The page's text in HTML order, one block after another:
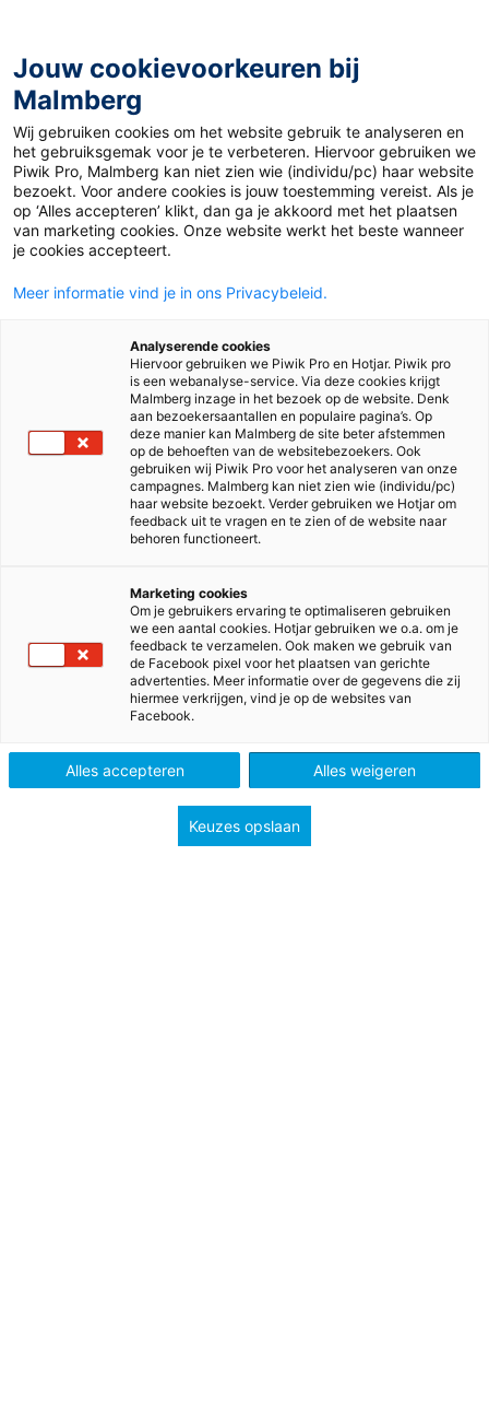
Home>Voortgezet onderwijs
Alle methodes voor
Nederlands
Wil je leerlingen vooruithelpen, motiveren en inspireren? Ze
Nederlands te laten ervaren? Talent helpt je daarbij. Je geeft
met de aansprekende opdrachten die we iedere week nieuw
ontwikkelen. Met Talent geef je op toegankelijke manier
inzicht in taal, communicatie en cultuur. Dat maakt leerlingen
niet alleen taalkrachtiger maar ook zelfbewuster, zodat ze
sterker in de wereld kunnen staan en met plezier de vele
mogelijkheden van de taal ontdekken.
Nieuwsgierig? Bekijk de methodepagina’s en ervaar Talent
zelf.
Talent
Onderbouw
Jouw cookievoorkeuren bij
Malmberg
Wij gebruiken cookies om het website gebruik te analyseren en
het gebruiksgemak voor je te verbeteren. Hiervoor gebruiken we
Piwik Pro, Malmberg kan niet zien wie (individu/pc) haar website
bezoekt. Voor andere cookies is jouw toestemming vereist. Als je
op ‘Alles accepteren’ klikt, dan ga je akkoord met het plaatsen
van marketing cookies. Onze website werkt het beste wanneer
je cookies accepteert.
Meer informatie vind je in ons Privacybeleid.
Analyserende cookies
Hiervoor gebruiken we Piwik Pro en Hotjar. Piwik pro
is een webanalyse-service. Via deze cookies krijgt
Malmberg inzage in het bezoek op de website. Denk
aan bezoekersaantallen en populaire pagina’s. Op
deze manier kan Malmberg de site beter afstemmen
op de behoeften van de websitebezoekers. Ook
gebruiken wij Piwik Pro voor het analyseren van onze
campagnes. Malmberg kan niet zien wie (individu/pc)
haar website bezoekt. Verder gebruiken we Hotjar om
feedback uit te vragen en te zien of de website naar
behoren functioneert.
Marketing cookies
Om je gebruikers ervaring te optimaliseren gebruiken
we een aantal cookies. Hotjar gebruiken we o.a. om je
feedback te verzamelen. Ook maken we gebruik van
de Facebook pixel voor het plaatsen van gerichte
advertenties. Meer informatie over de gegevens die zij
hiermee verkrijgen, vind je op de websites van
Facebook.
Alles accepteren Alles weigeren
Keuzes opslaan